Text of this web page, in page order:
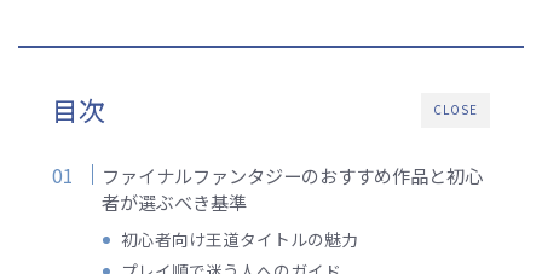
CLOSE
目次
ファイナルファンタジーのおすすめ作品と初心
者が選ぶべき基準
初心者向け王道タイトルの魅力